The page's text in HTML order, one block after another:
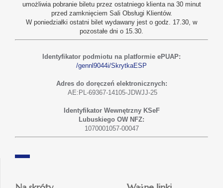
umożliwia pobranie biletu przez ostatniego klienta na 30 minut
przed zamknięciem Sali Obsługi Klientów.
W poniedziałki ostatni bilet wydawany jest o godz. 17.30, w
pozostałe dni o 15.30.
Identyfikator podmiotu na platformie ePUAP:
/gennl9044i/SkrytkaESP
Adres do doręczeń elektronicznych:
AE:PL-69367-14105-JDWJJ-25
Identyfikator Wewnętrzny KSeF
Lubuskiego OW NFZ:
1070001057-00047